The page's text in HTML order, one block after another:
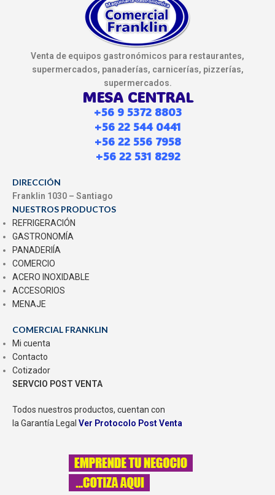
Venta de equipos gastronómicos para restaurantes,
supermercados, panaderías, carnicerías, pizzerías,
supermercados.
MESA CENTRAL
+56 9 5372 8803
+56 22 544 0441
+56 22 556 7958
+56 22 531 8292
DIRECCIÓN
Franklin 1030 – Santiago
NUESTROS PRODUCTOS
REFRIGERACIÓN
GASTRONOMÍA
PANADERIÍA
COMERCIO
ACERO INOXIDABLE
ACCESORIOS
MENAJE
COMERCIAL FRANKLIN
Mi cuenta
Contacto
Cotizador
SERVCIO POST VENTA
Todos nuestros productos, cuentan con
la Garantía Legal Ver Protocolo Post Venta